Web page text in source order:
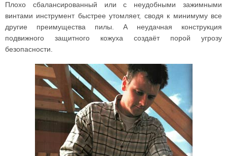
Плохо сбалансированный или с неудобными зажимными
винтами инструмент быстрее утомляет, сводя к минимуму все
другие преимущества пилы. А неудачная конструкция
подвижного защитного кожуха создаёт порой угрозу
безопасности.